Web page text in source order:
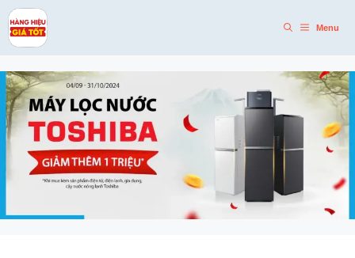
Skip
to
content
Menu